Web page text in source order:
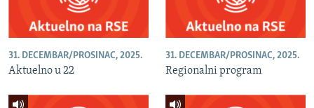
31. DECEMBAR/PROSINAC, 2025.
Aktuelno u 22
31. DECEMBAR/PROSINAC, 2025.
Regionalni program